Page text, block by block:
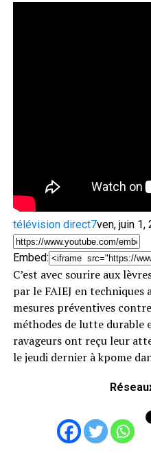
télévision direct7ven, juin 1,
Embed:
C’est avec sourire aux
par le FAIEJ en
mesures préventives
méthodes de lutte durable
ravageurs ont reçu leur
le jeudi dernier à kpome